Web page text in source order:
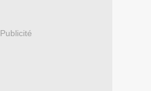
Publicité